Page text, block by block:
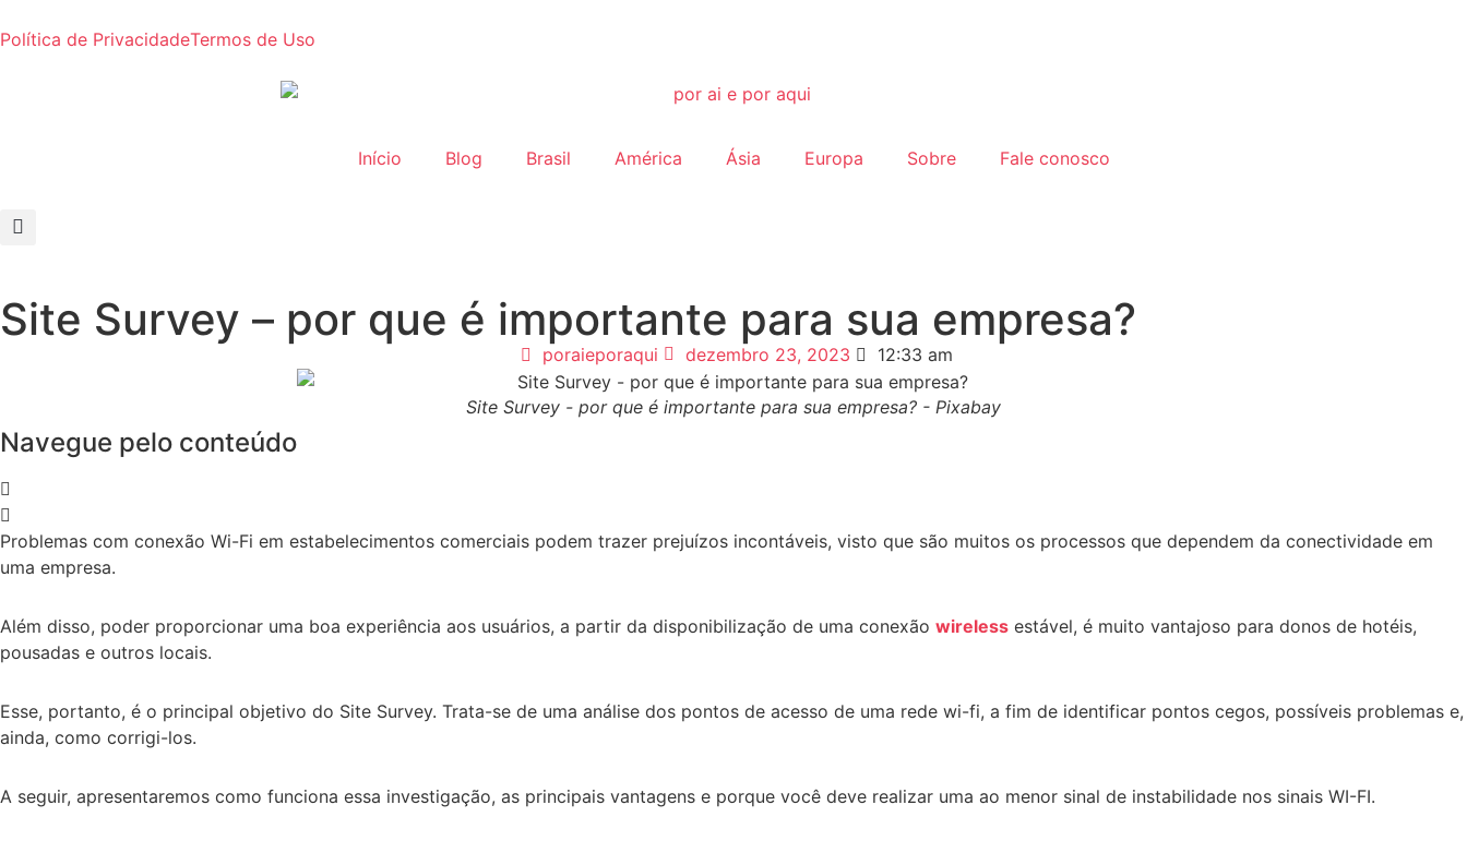
Política de PrivacidadeTermos de Uso
Início Blog Brasil América Ásia Europa Sobre Fale conosco
Site Survey – por que é importante para sua empresa?
poraieporaqui dezembro 23, 2023 12:33 am
Site Survey - por que é importante para sua empresa? - Pixabay
Navegue pelo conteúdo
Problemas com conexão Wi-Fi em estabelecimentos comerciais podem trazer prejuízos incontáveis, visto que são muitos os processos que dependem da conectividade em
uma empresa.
Além disso, poder proporcionar uma boa experiência aos usuários, a partir da disponibilização de uma conexão wireless estável, é muito vantajoso para donos de hotéis,
pousadas e outros locais.
Esse, portanto, é o principal objetivo do Site Survey. Trata-se de uma análise dos pontos de acesso de uma rede wi-fi, a fim de identificar pontos cegos, possíveis problemas e,
ainda, como corrigi-los.
A seguir, apresentaremos como funciona essa investigação, as principais vantagens e porque você deve realizar uma ao menor sinal de instabilidade nos sinais WI-FI.